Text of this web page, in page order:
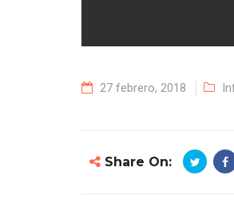
27 febrero, 2018
Share On: